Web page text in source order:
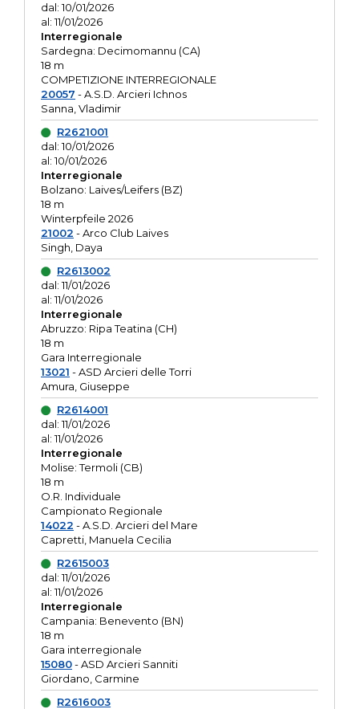
dal: 10/01/2026
al: 11/01/2026
Interregionale
Sardegna: Decimomannu (CA)
18 m
COMPETIZIONE INTERREGIONALE
20057 - A.S.D. Arcieri Ichnos
Sanna, Vladimir
R2621001
dal: 10/01/2026
al: 10/01/2026
Interregionale
Bolzano: Laives/Leifers (BZ)
18 m
Winterpfeile 2026
21002 - Arco Club Laives
Singh, Daya
R2613002
dal: 11/01/2026
al: 11/01/2026
Interregionale
Abruzzo: Ripa Teatina (CH)
18 m
Gara Interregionale
13021 - ASD Arcieri delle Torri
Amura, Giuseppe
R2614001
dal: 11/01/2026
al: 11/01/2026
Interregionale
Molise: Termoli (CB)
18 m
O.R. Individuale
Campionato Regionale
14022 - A.S.D. Arcieri del Mare
Capretti, Manuela Cecilia
R2615003
dal: 11/01/2026
al: 11/01/2026
Interregionale
Campania: Benevento (BN)
18 m
Gara interregionale
15080- ASD Arcieri Sanniti
Giordano, Carmine
R2616003